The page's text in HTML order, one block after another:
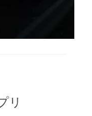
リ